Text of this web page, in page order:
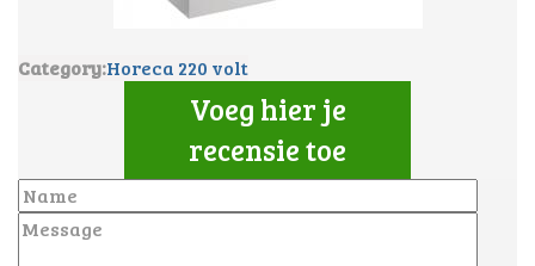
Category:Horeca 220 volt
Voeg hier je
recensie toe